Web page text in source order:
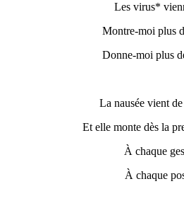
Les virus*
Montre-moi plus
Donne-moi plus
La nausée vient
Et elle monte dès la
À chaque
À chaque